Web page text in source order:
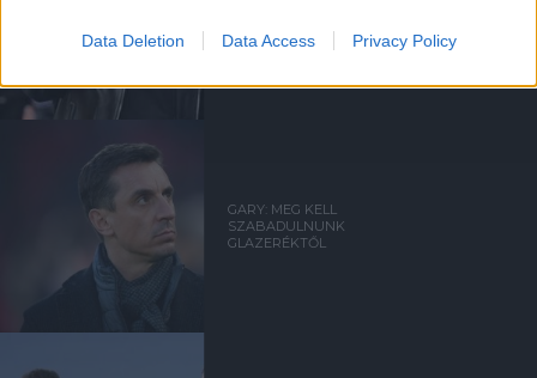
Data Deletion Data Access Privacy Policy
GARY: MEG KELL
SZABADULNUNK
GLAZERÉKTŐL